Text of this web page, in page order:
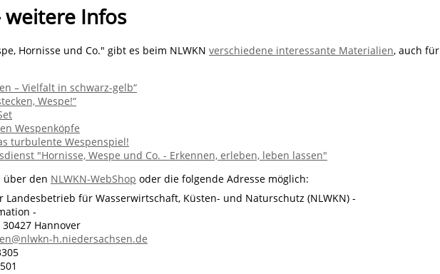
weitere Infos
Hornisse und Co." gibt es beim NLWKN verschiedene interessante Materialien, auch für
– Vielfalt in schwarz-gelb“
Wespe!“
Wespenköpfe
turbulente Wespenspiel!
"Hornisse, Wespe und Co. - Erkennen, erleben, leben lassen"
über den NLWKN-WebShop oder die folgende Adresse möglich:
Landesbetrieb für Wasserwirtschaft, Küsten- und Naturschutz (NLWKN) -
-
30427 Hannover
h.niedersachsen.de